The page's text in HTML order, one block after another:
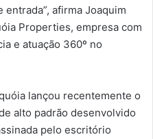
afirma Joaquim
Properties, empresa com
e atuação 360º no
lançou recentemente o
alto padrão desenvolvido
pelo escritório